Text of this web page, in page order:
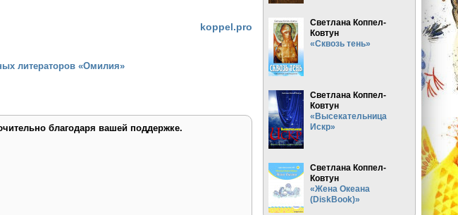
koppel.pro
литераторов «Омилия»
благодаря вашей поддержке.
Светлана Коппел-
Ковтун
«Сквозь тень»
Светлана Коппел-
Ковтун
«Высекательница
Искр»
Светлана Коппел-
Ковтун
«Жена Океана
(DiskBook)»